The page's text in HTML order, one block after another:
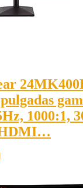
1000:1,
HDMI…